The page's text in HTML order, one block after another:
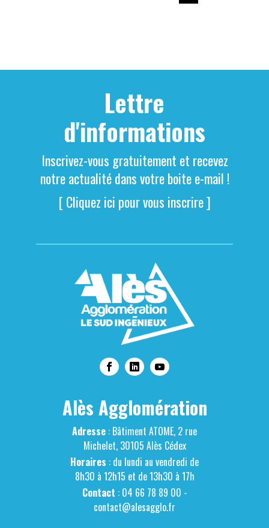
Lettre
d'informations
Inscrivez-vous gratuitement et recevez
notre actualité dans votre boite e-mail !
[ Cliquez ici pour vous inscrire ]
Alès Agglomération
Adresse : Bâtiment ATOME, 2 rue
Michelet, 30105 Alès Cédex
Horaires : du lundi au vendredi de
8h30 à 12h15 et de 13h30 à 17h
Contact : 04 66 78 89 00 -
contact@alesagglo.fr